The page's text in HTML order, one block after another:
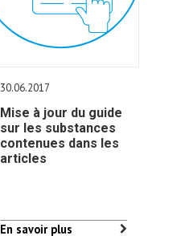
30.06.2017
Mise à jour du guide
sur les substances
contenues dans les
articles
En savoir plus